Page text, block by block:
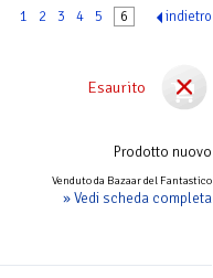
1 2 3 4 5 6 indietro
Esaurito
Prodotto nuovo
Venduto da Bazaar del Fantastico
» Vedi scheda completa